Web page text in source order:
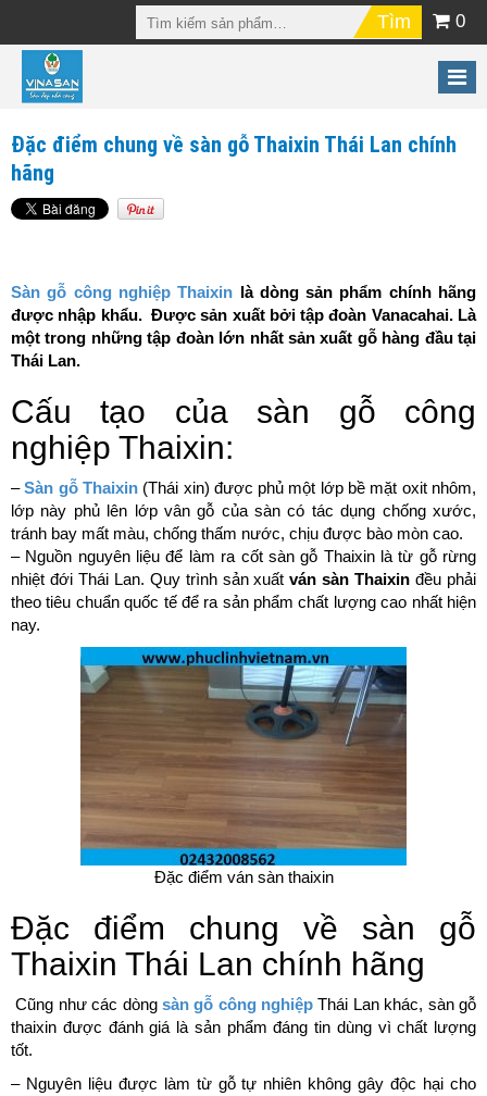
0
Đặc điểm chung về sàn gỗ Thaixin Thái Lan chính
hãng
Sàn gỗ công nghiệp Thaixin là dòng sản phẩm chính hãng
được nhập khẩu. Được sản xuất bởi tập đoàn Vanacahai. Là
một trong những tập đoàn lớn nhất sản xuất gỗ hàng đầu tại
Thái Lan.
Cấu tạo của sàn gỗ công
nghiệp Thaixin:
–Sàn gỗ Thaixin (Thái xin) được phủ một lớp bề mặt oxit nhôm,
lớp này phủ lên lớp vân gỗ của sàn có tác dụng chống xước,
tránh bay mất màu, chống thấm nước, chịu được bào mòn cao.
– Nguồn nguyên liệu để làm ra cốt sàn gỗ Thaixin là từ gỗ rừng
nhiệt đới Thái Lan. Quy trình sản xuấtván sàn Thaixin đều phải
theo tiêu chuẩn quốc tế để ra sản phẩm chất lượng cao nhất hiện
nay.
Đặc điểm ván sàn thaixin
Đặc điểm chung về sàn gỗ
Thaixin Thái Lan chính hãng
Cũng như các dòng sàn gỗ công nghiệpThái Lan khác, sàn gỗ
thaixin được đánh giá là sản phẩm đáng tin dùng vì chất lượng
tốt.
– Nguyên liệu được làm từ gỗ tự nhiên không gây độc hại cho